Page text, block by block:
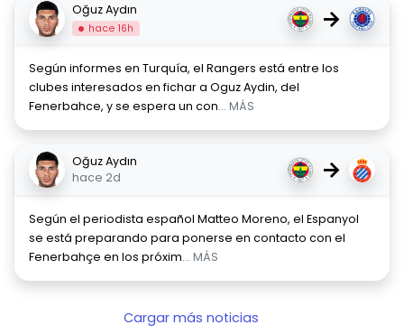
Oğuz Aydın
hace 16h →
Según informes en Turquía, el Rangers está entre los
clubes interesados en fichar a Oguz Aydin, del
Fenerbahce, y se espera un con... MÁS
Oğuz Aydın
hace 2d
→
Según el periodista español Matteo Moreno, el Espanyol
se está preparando para ponerse en contacto con el
Fenerbahçe en los próxim... MÁS
Cargar más noticias